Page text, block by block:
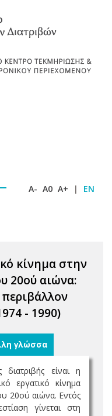
A- A0 A+ | EN
κίνημα στην
20ού αιώνα:
- 1990)
γλώσσα
διατριβής είναι η
εργατικό κίνημα
20ού αιώνα. Εντός
γίνεται στη